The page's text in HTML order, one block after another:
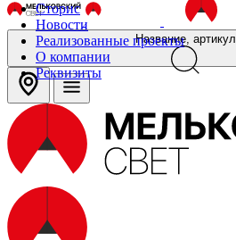
Сторис
Новости
Реализованные проекты
О компании
Реквизиты
Название, артикул